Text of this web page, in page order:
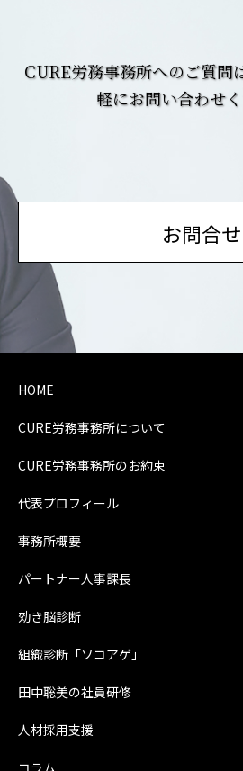
CURE労務事務所へのご質問
軽にお問い合わせく
お問合せ
HOME
CURE労務事務所について
CURE労務事務所のお約束
代表プロフィール
事務所概要
パートナー人事課長
効き脳診断
組織診断「ソコアゲ」
田中聡美の社員研修
人材採用支援
コラム